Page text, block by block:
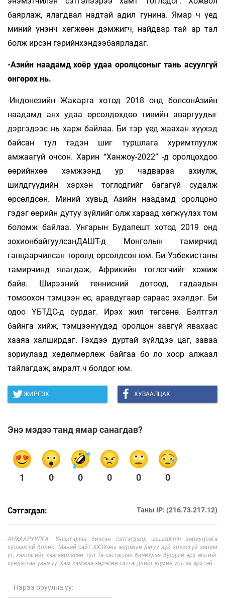
баярлаж, ялагдвал надтай адил гунина. Ямар ч үед
миний үнэнч хөгжөөн дэмжигч, найдвар тай ар тал
болж ирсэн гэрийнхэндээбаярладаг.
-Азийн наадамд хоёр удаа оролцсоныг тань асуулгүй
өнгөрөх нь.
-Индонезийн Жакарта хотод 2018 онд болсонАзийн
наадамд анх удаа өрсөлдөхдөө тивийн аваргуудыг
дэргэдээс нь харж байлаа. Би тэр үед жаахан хүүхэд
байсан тул тэдэн шиг туршлага хуримтлуулж
амжаагүй очсон. Харин “Ханжоу-2022” -д оролцохдоо
өөрийнхөө хэмжээнд ур чадвараа ахиулж,
шилдгүүдийн хэрхэн тоглодгийг багагүй судалж
өрсөлдсөн. Миний хувьд Азийн наадамд оролцоно
гэдэг өөрийн дутуу зүйлийг олж хараад хөгжүүлэх том
боломж байлаа. Унгарын Будапешт хотод 2019 онд
зохионбайгуулсанДАШТ-д Монголын тамирчид
ганцаарчилсан төрөлд өрсөлдсөн юм. Би Узбекистаны
тамирчинд ялагдаж, Африкийн тоглогчийг хожиж
байв. Ширээний теннисний дотоод, гадаадын
томоохон тэмцээн ес, аравдугаар сараас эхэлдэг. Би
одоо ҮБТДС-д сурдаг. Ирэх жил төгсөнө. Бэлтгэл
байнга хийж, тэмцээнүүдэд оролцон завгүй явахаас
хааяа халширдаг. Гэхдээ дуртай зүйлдээ цаг, заваа
зориулаад хөдөлмөрлөж байгаа бо ло хоор алжаал
тайлагдаж, амралт ч болдог юм.
ЖИРГЭХ ХУВААЛЦАХ
Энэ мэдээ танд ямар санагдав?
1 0 0 0 0 0
Сэтгэгдэл: Таны IP: (216.73.217.12)
АНХААРУУЛГА: Уншигчдын бичсэн сэтгэгдэлд unuudur.mn хариуцлага
хүлээхгүй болно. Манай сайт ХХЗХ-ны журмын дагуу зүй зохисгүй зарим
үг, хэллэгийг хязгаарласан тул Та сэтгэгдэл бичихдээ бусдын эрх ашгийг
хүндэтгэн үзнэ үү. Хэм хэмжээ зөрчсөн сэтгэгдлийг админ устгах эрхтэй.